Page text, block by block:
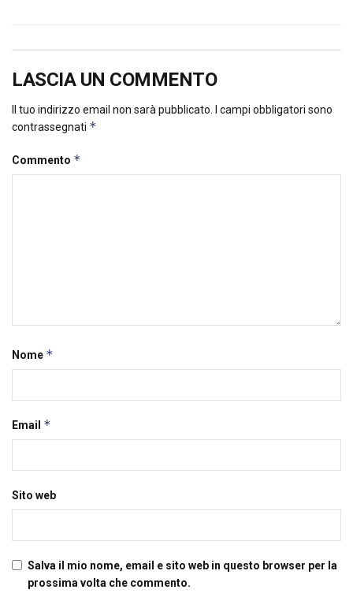
LASCIA UN COMMENTO
Il tuo indirizzo email non sarà pubblicato. I campi obbligatori sono
contrassegnati *
Commento *
Nome *
Email *
Sito web
Salva il mio nome, email e sito web in questo browser per la
prossima volta che commento.